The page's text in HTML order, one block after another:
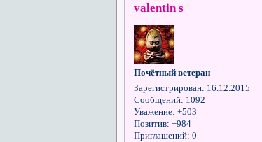
valentin s
Почётный ветеран
Зарегистрирован: 16.12.2015
Сообщений: 1092
Уважение: +503
Позитив: +984
Приглашений: 0